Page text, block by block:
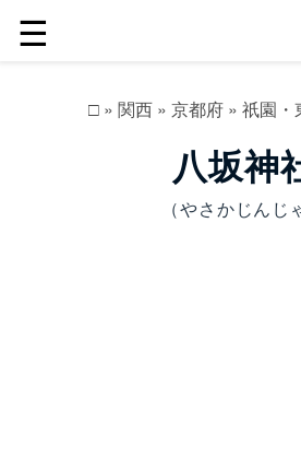
☰
□ » 関西 » 京都府 » 祇園・
八坂神
（やさかじんじ